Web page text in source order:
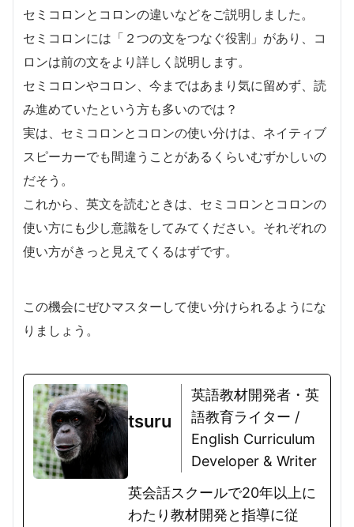
セミコロンとコロンの違いなどをご説明しました。
セミコロンには「２つの文をつなぐ役割」があり、コ
ロンは前の文をより詳しく説明します。
セミコロンやコロン、今まではあまり気に留めず、読
み進めていたという方も多いのでは？
実は、セミコロンとコロンの使い分けは、ネイティブ
スピーカーでも間違うことがあるくらいむずかしいの
だそう。
これから、英文を読むときは、セミコロンとコロンの
使い方にも少し意識をしてみてください。それぞれの
使い方がきっと見えてくるはずです。
この機会にぜひマスターして使い分けられるようにな
りましょう。
tsuru
英語教材開発者・英
語教育ライター /
English Curriculum
Developer & Writer
英会話スクールで20年以上に
わたり教材開発と指導に従